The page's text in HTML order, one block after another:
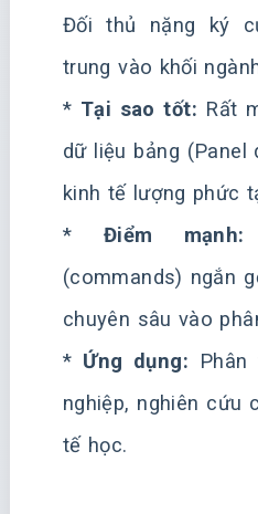
Đối thủ nặng ký
trung vào khối
* Tại sao tốt: Rất
dữ liệu bảng
kinh tế lượng phức
* Điểm mạnh:
(commands) ngắn
chuyên sâu vào
* Ứng dụng:
nghiệp, nghiên cứu
tế học.